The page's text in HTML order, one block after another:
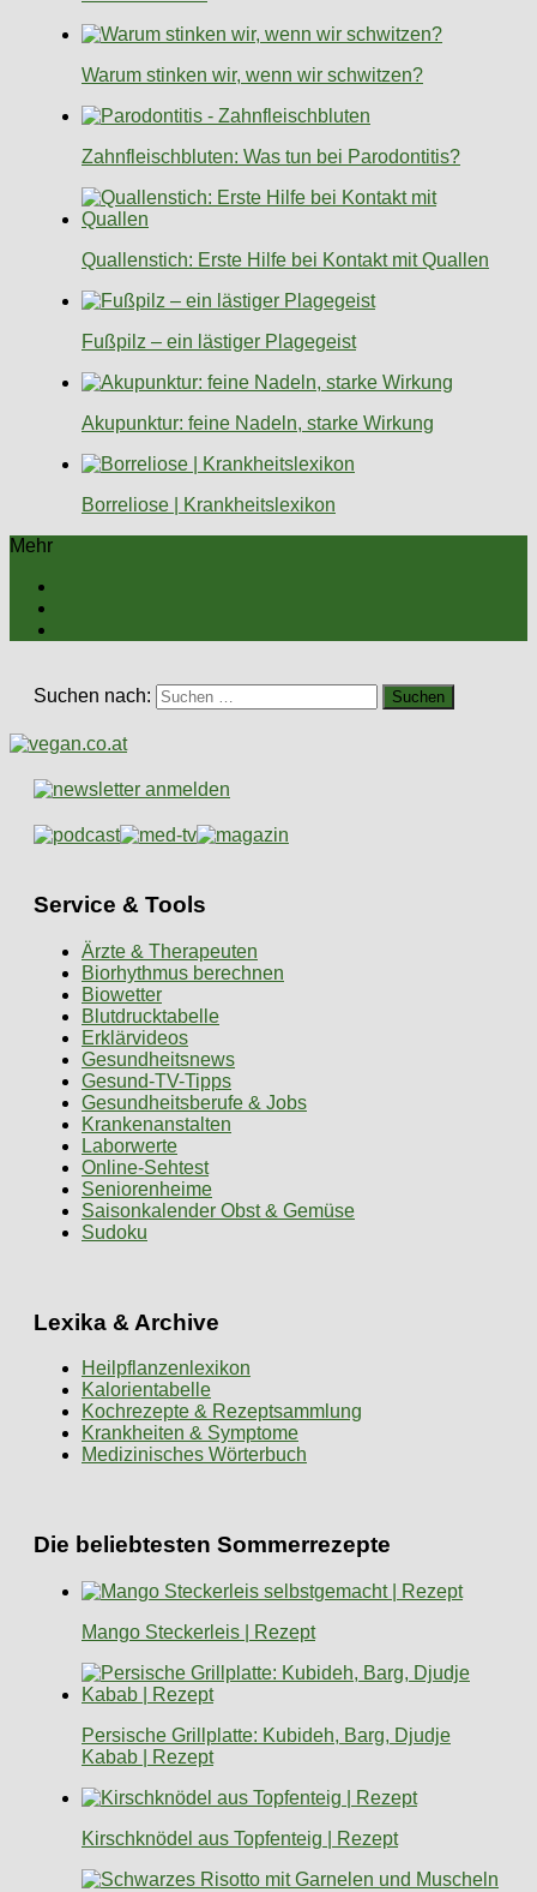
Warum stinken wir, wenn wir schwitzen?
Zahnfleischbluten: Was tun bei Parodontitis?
Quallenstich: Erste Hilfe bei Kontakt mit Quallen
Fußpilz – ein lästiger Plagegeist
Akupunktur: feine Nadeln, starke Wirkung
Borreliose | Krankheitslexikon
Mehr
Suchen nach:
Service & Tools
Ärzte & Therapeuten
Biorhythmus berechnen
Biowetter
Blutdrucktabelle
Erklärvideos
Gesundheitsnews
Gesund-TV-Tipps
Gesundheitsberufe & Jobs
Krankenanstalten
Laborwerte
Online-Sehtest
Seniorenheime
Saisonkalender Obst & Gemüse
Sudoku
Lexika & Archive
Heilpflanzenlexikon
Kalorientabelle
Kochrezepte & Rezeptsammlung
Krankheiten & Symptome
Medizinisches Wörterbuch
Die beliebtesten Sommerrezepte
Mango Steckerleis | Rezept
Persische Grillplatte: Kubideh, Barg, Djudje
Kabab | Rezept
Kirschknödel aus Topfenteig | Rezept